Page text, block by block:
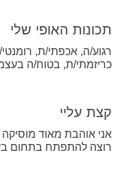
תכונות האופי שלי
רגוע/ה, אכפתי/ת,
כריזמתי/ת, בטוח/ה
קצת עליי
אני אוהבת מאוד
רוצה להתפתח בתחום